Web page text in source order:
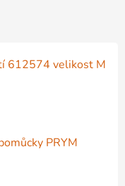
612574 velikost M
PRYM